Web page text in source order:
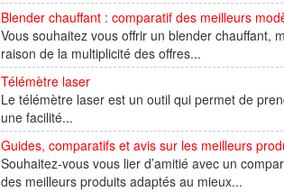
Blender chauffant : comparatif des meilleurs
Vous souhaitez vous offrir un blender chauffant,
raison de la multiplicité des offres...
Télémètre laser
Le télémètre laser est un outil qui permet de
une facilité...
Guides, comparatifs et avis sur les meilleurs
Souhaitez-vous vous lier d’amitié avec un
des meilleurs produits adaptés au mieux...